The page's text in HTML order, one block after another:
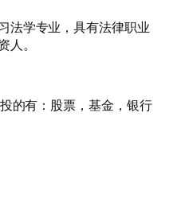
法学专业，具有法律职业
。
的有：股票，基金，银行